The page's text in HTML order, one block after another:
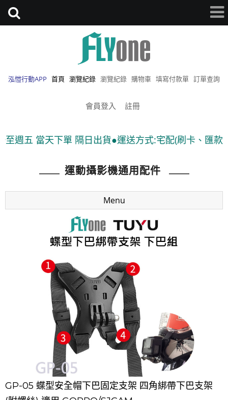
泓愷行動APP 首頁 瀏覽紀錄 瀏覽紀錄 購物車 填寫付款單 訂單查詢
會員登入 註冊
下單 隔日出貨●運送方式:宅配(刷卡、匯款)、7-11貨
運動攝影機通用配件
Menu
GP-05 蝶型安全帽下巴固定支架 四角綁帶下巴支架